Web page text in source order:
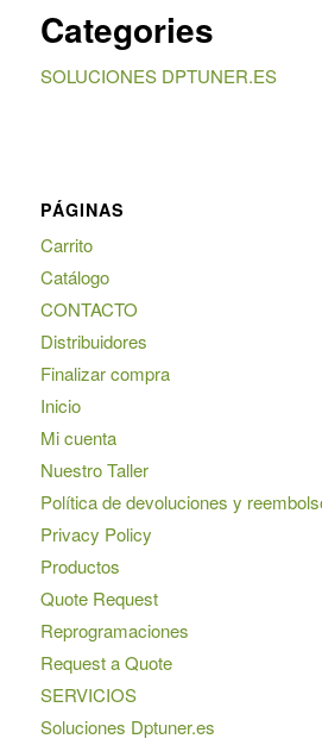
Categories
SOLUCIONES DPTUNER.ES
PÁGINAS
Carrito
Catálogo
CONTACTO
Distribuidores
Finalizar compra
Inicio
Mi cuenta
Nuestro Taller
Política de devoluciones y
Privacy Policy
Productos
Quote Request
Reprogramaciones
Request a Quote
SERVICIOS
Soluciones Dptuner.es